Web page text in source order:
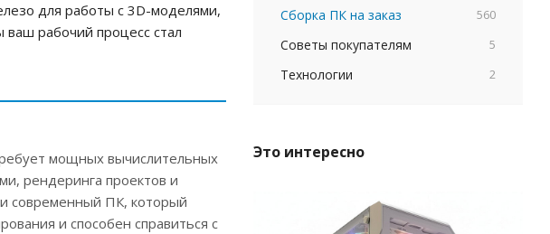
для работы с 3D-моделями,
рабочий процесс стал
мощных вычислительных
рендеринга проектов и
современный ПК, который
и способен справиться с
Сборка ПК на заказ 560
Советы покупателям 5
Технологии 2
Это интересно